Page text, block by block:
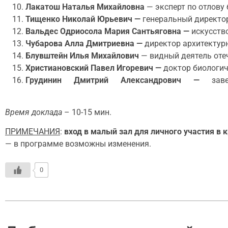
Лакатош Наталья Михайловна — эксперт по
Тищенко Николай Юрьевич — генеральный
Вальдес Одриосола Мария Сантьяговна —
Чубарова Алла Дмитриевна — директор
Блувштейн Илья Михайлович — видный деятель
Христиановский Павел Игоревич — доктор
Грудинин Дмитрий Александрович —
Время доклада – 10-15 мин.
ПРИМЕЧАНИЯ: вход в малый зал для личного участия
— в программе возможны изменения.
0